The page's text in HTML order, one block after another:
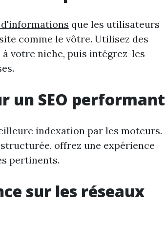
que les utilisateurs
comme le vôtre. Utilisez des
votre niche, puis intégrez-les
un SEO performant
indexation par les moteurs.
offrez une expérience
pertinents.
sur les réseaux